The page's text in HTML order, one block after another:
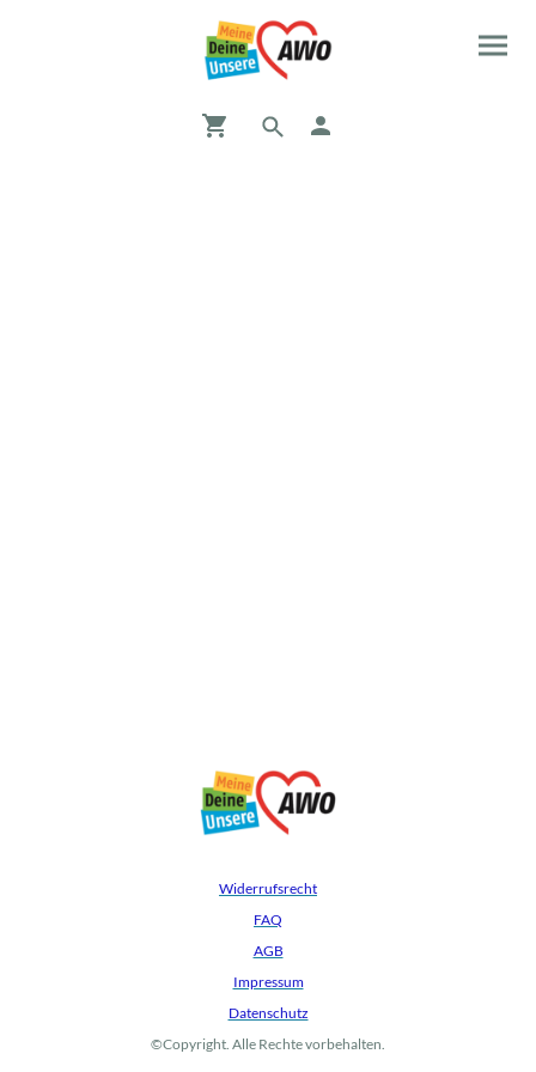
Widerrufsrecht
FAQ
AGB
Impressum
Datenschutz
©Copyright. Alle Rechte vorbehalten.